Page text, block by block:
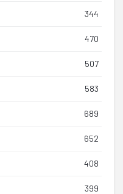
344
470
507
583
689
652
408
399